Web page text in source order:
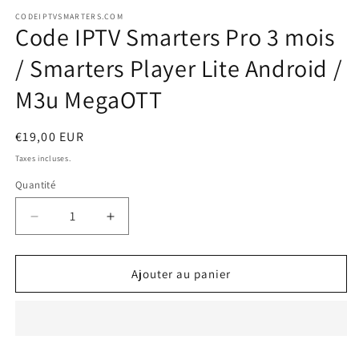
modale
CODEIPTVSMARTERS.COM
Code IPTV Smarters Pro 3 mois
/ Smarters Player Lite Android /
M3u MegaOTT
Prix
habituel
€19,00 EUR
Taxes incluses.
Quantité
Réduire
la
quantité
Code
Augmenter
la
quantité
Code
Ajouter au panier